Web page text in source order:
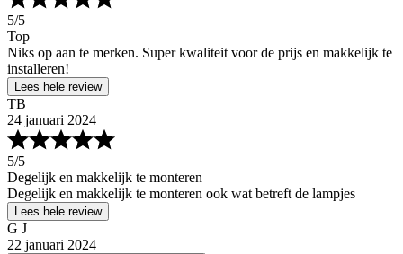
5/5
Top
Niks op aan te merken. Super kwaliteit voor de prijs en makkelijk te
installeren!
Lees hele review
TB
24 januari 2024
5/5
Degelijk en makkelijk te monteren
Degelijk en makkelijk te monteren ook wat betreft de lampjes
Lees hele review
G J
22 januari 2024